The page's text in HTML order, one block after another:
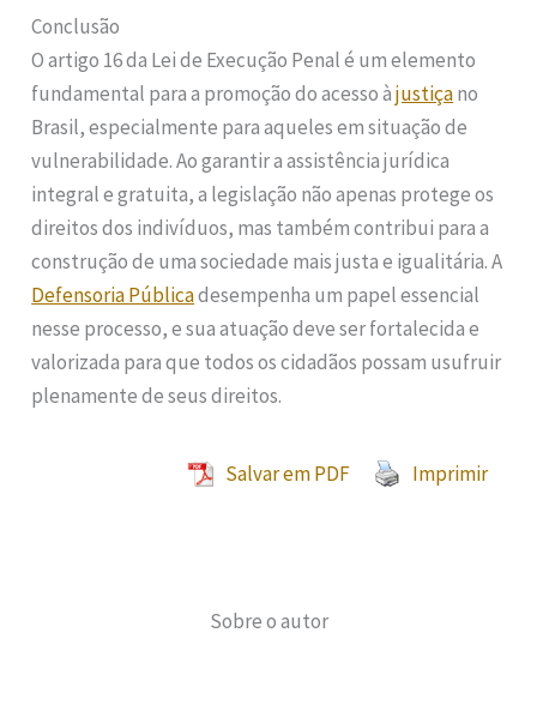
Conclusão
O artigo 16 da Lei de Execução Penal é um elemento
fundamental para a promoção do acesso àjustiçano
Brasil, especialmente para aqueles em situação de
vulnerabilidade. Ao garantir a assistência jurídica
integral e gratuita, a legislação não apenas protege os
direitos dos indivíduos, mas também contribui para a
construção de uma sociedade mais justa e igualitária. A
Defensoria Públicadesempenha um papel essencial
nesse processo, e sua atuação deve ser fortalecida e
valorizada para que todos os cidadãos possam usufruir
plenamente de seus direitos.
Salvar em PDF Imprimir
Sobre o autor